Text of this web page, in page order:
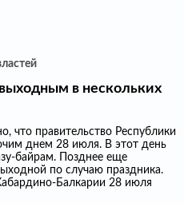
в нескольких
что правительство Республики
днем 28 июля. В этот день
байрам. Позднее еще
по случаю праздника.
Балкарии 28 июля